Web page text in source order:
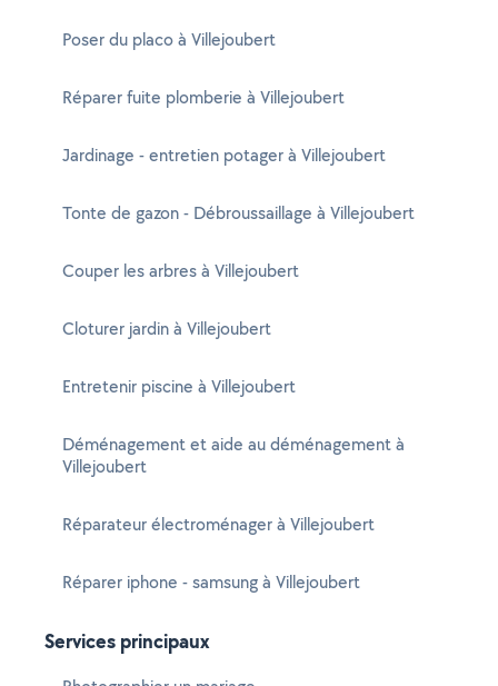
Poser du placo à Villejoubert
Réparer fuite plomberie à Villejoubert
Jardinage - entretien potager à Villejoubert
Tonte de gazon - Débroussaillage à Villejoubert
Couper les arbres à Villejoubert
Cloturer jardin à Villejoubert
Entretenir piscine à Villejoubert
Déménagement et aide au déménagement à
Villejoubert
Réparateur électroménager à Villejoubert
Réparer iphone - samsung à Villejoubert
Services principaux